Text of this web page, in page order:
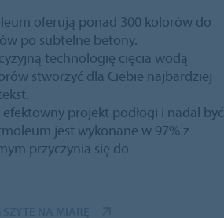
oferują ponad 300 kolorów do
po subtelne betony.
technologię cięcia wodą
stworzyć dla Ciebie najbardziej
projekt podłogi i nadal być
jest wykonane w 97% z
przyczynia się do